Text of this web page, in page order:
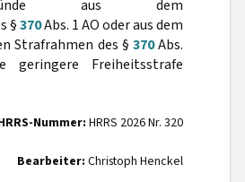
aus dem
§370Abs. 1 AO oder aus dem
Strafrahmen des § 370Abs.
Freiheitsstrafe
Nummer: HRRS 2026 Nr. 320
Bearbeiter: Christoph Henckel